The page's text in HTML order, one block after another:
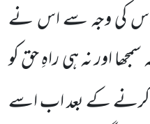
اس کی وجہ سے اس نے
اور نہ ہی راہِ حق کو
کرنے کے بعد اب اسے